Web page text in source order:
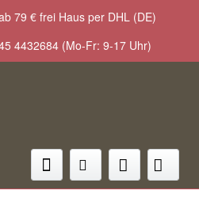
79 € frei Haus per DHL (DE)
4432684 (Mo-Fr: 9-17 Uhr)